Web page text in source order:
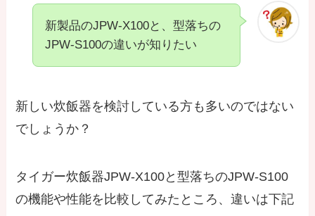
新製品のJPW-X100と、型落ちの
JPW-S100の違いが知りたい
新しい炊飯器を検討している方も多いのではない
でしょうか？
タイガー炊飯器JPW-X100と型落ちのJPW-S100
の機能や性能を比較してみたところ、違いは下記